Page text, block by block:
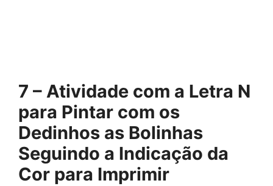
7 – Atividade com a Letra N
para Pintar com os
Dedinhos as Bolinhas
Seguindo a Indicação da
Cor para Imprimir